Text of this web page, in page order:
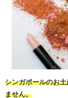
シンガポールのお
ません。